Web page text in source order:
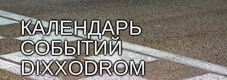
КАЛЕНДАРЬ
СОБЫТИЙ
DIXXODROM